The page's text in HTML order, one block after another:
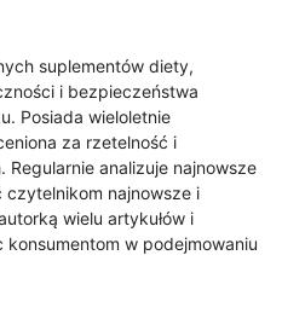
suplementów diety,
i bezpieczeństwa
Posiada wieloletnie
za rzetelność i
analizuje najnowsze
najnowsze i
wielu artykułów i
w podejmowaniu